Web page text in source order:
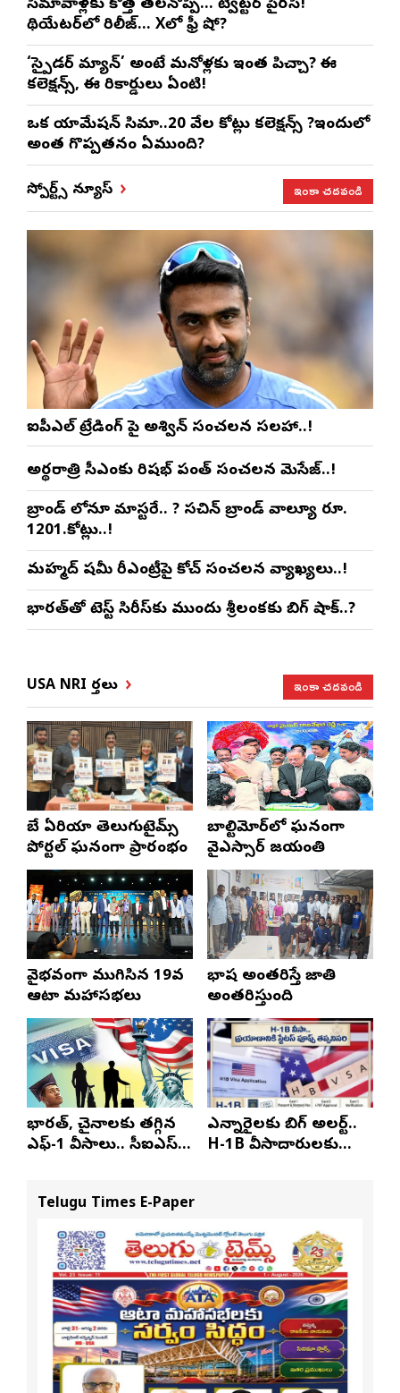
సినిమావాళ్లకు కొత్త తలనొప్పి… ట్విట్టర్ పైరసీ!
థియేటర్‌లో రిలీజ్… Xలో ఫ్రీ షో?
‘స్పైడర్ మ్యాన్’ అంటే మనోళ్లకు ఇంత పిచ్చా? ఈ
కలెక్షన్స్, ఈ రికార్డులు ఏంటి!
ఒక యానిమేషన్ సినిమా..20 వేల కోట్లు కలెక్షన్స్ ?ఇందులో
అంత గొప్పతనం ఏముంది?
స్పోర్ట్స్ న్యూస్ ఇంకా చదవండి
ఐపీఎల్ ట్రేడింగ్ పై అశ్విన్ సంచలన సలహా..!
అర్థరాత్రి సీఎంకు రిషభ్ పంత్ సంచలన మెసేజ్..!
బ్రాండ్ లోనూ మాస్టరే.. ? సచిన్ బ్రాండ్ వాల్యూ రూ.
1201.కోట్లు..!
మహ్మద్ షమీ రీఎంట్రీపై కోచ్ సంచలన వ్యాఖ్యలు..!
భారత్‌తో టెస్ట్ సిరీస్‌కు ముందు శ్రీలంకకు బిగ్ షాక్..?
USA NRI వార్తలు ఇంకా చదవండి
బే ఏరియా తెలుగుటైమ్స్
పోర్టల్ ఘనంగా ప్రారంభం
బాల్టిమోర్‌లో ఘనంగా
వైఎస్సార్‌ జయంతి
వైభవంగా ముగిసిన 19వ
ఆటా మహాసభలు
భాష అంతరిస్తే జాతి
అంతరిస్తుంది
భారత్, చైనాలకు తగ్గిన
ఎఫ్-1 వీసాలు.. సీఐఎస్
ఎన్నారైలకు బిగ్ అలర్ట్..
H-1B వీసాదారులకు
Telugu Times E-Paper